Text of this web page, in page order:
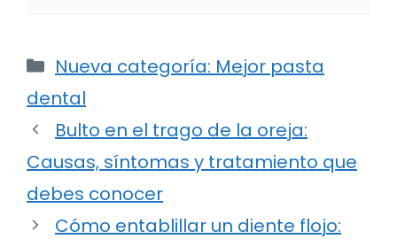
Categorías
Nueva categoría: Mejor pasta
dental
Bulto en el trago de la oreja:
Causas, síntomas y tratamiento que
debes conocer
Cómo entablillar un diente flojo: